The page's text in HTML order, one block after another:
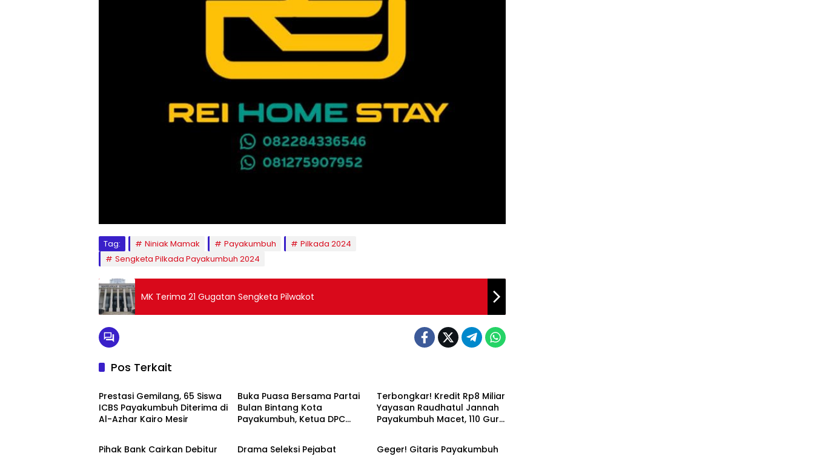
Tag: Niniak Mamak Payakumbuh
Pilkada 2024
Sengketa Pilkada Payakumbuh 2024
MK Terima 21 Gugatan Sengketa Pilwakot
Pos Terkait
Payakumbuh
Prestasi Gemilang, 65 Siswa
ICBS Payakumbuh Diterima di
Al-Azhar Kairo Mesir
Buka Puasa Bersama Partai
Bulan Bintang Kota
Payakumbuh, Ketua DPC
Terbongkar! Kredit Rp8 Miliar
Yayasan Raudhatul Jannah
Payakumbuh Macet, 110 Guru
Payakumbuh
Pihak Bank Cairkan Debitur
Payakumbuh
Drama Seleksi Pejabat
Payakumbuh
Geger! Gitaris Payakumbuh